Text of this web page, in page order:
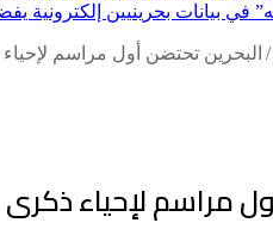
في بيانات بحرينيين إلكترونية
/ البحرين تحتضن أول مراسم
مراسم لإحياء